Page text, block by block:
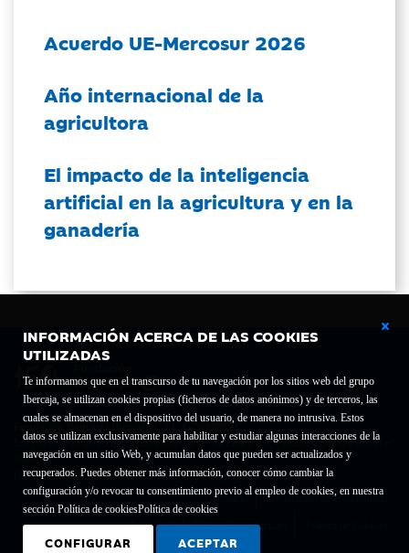
INFORMACIÓN ACERCA DE LAS COOKIES
UTILIZADAS
Te informamos que en el transcurso de tu navegación por los sitios web del grupo
Ibercaja, se utilizan cookies propias (ficheros de datos anónimos) y de terceros, las
cuales se almacenan en el dispositivo del usuario, de manera no intrusiva. Estos
datos se utilizan exclusivamente para habilitar y estudiar algunas interacciones de la
navegación en un sitio Web, y acumulan datos que pueden ser actualizados y
recuperados. Puedes obtener más información, conocer cómo cambiar la
configuración y/o revocar tu consentimiento previo al empleo de cookies, en nuestra
sección Política de cookiesPolítica de cookies
CONFIGURAR ACEPTAR
Acuerdo UE-Mercosur 2026
Año internacional de la
agricultora
El impacto de la inteligencia
artificial en la agricultura y en la
ganadería
Fundación Bancaria Ibercaja C.I.F. G-50000652.
Inscrita en el Registro de Fundaciones del Mº de Educación, Cultura y Deporte con el nº
1689.
Domicilio social: Joaquín Costa, 13. 50001 Zaragoza.
Contacto
Declaración de accesibilidad
Aviso legal Política de privacidad